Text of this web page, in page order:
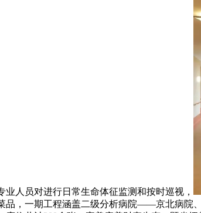
人员对进行日常生命体征监测和按时巡视，
品，一期工程涵盖二级分析病院——京北病院